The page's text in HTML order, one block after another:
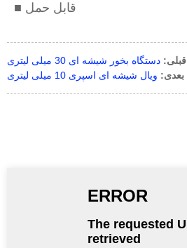
■ قابل حمل
قبلی: دستگاه بخور شیشه ای 30 میلی لیتری
بعدی: